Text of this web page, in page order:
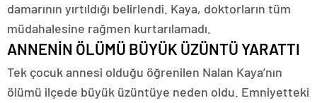
damarının yırtıldığı belirlendi. Kaya, doktorların tüm
müdahalesine rağmen kurtarılamadı.
ANNENİN ÖLÜMÜ BÜYÜK ÜZÜNTÜ YARATTI
Tek çocuk annesi olduğu öğrenilen Nalan Kaya’nın
ölümü ilçede büyük üzüntüye neden oldu. Emniyetteki